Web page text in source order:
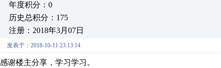
年度积分：0
历史总积分：175
注册：2018年3月07日
发表于：2018-10-11 23:13:14
感谢楼主分享，学习学习。